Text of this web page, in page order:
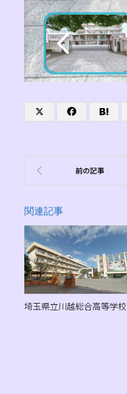
関連記事
埼玉県立川越総合高等学校